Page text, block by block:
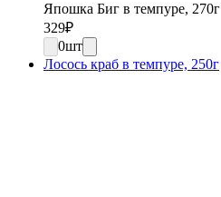
Япошка Биг в темпуре, 270г
329₽
0шт
Лосось краб в темпуре, 250г